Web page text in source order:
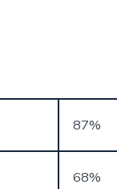
87%
68%